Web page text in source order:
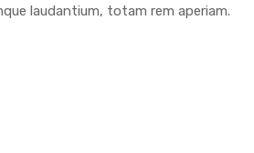
laudantium, totam rem aperiam.